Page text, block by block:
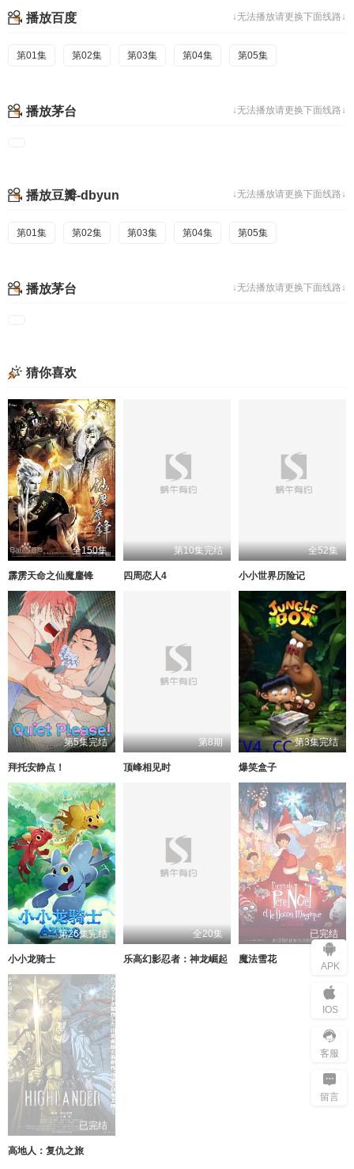
↓无法播放请更换下面线路↓
播放百度
第01集 第02集 第03集 第04集 第05集
↓无法播放请更换下面线路↓
播放茅台
↓无法播放请更换下面线路↓
播放豆瓣-dbyun
第01集 第02集 第03集 第04集 第05集
↓无法播放请更换下面线路↓
播放茅台
猜你喜欢
全150集
霹雳天命之仙魔鏖锋
第10集完结
四周恋人4
全52集
小小世界历险记
第5集完结
拜托安静点！
第8期
顶峰相见时
第3集完结
爆笑盒子
第26集完结
小小龙骑士
全20集
乐高幻影忍者：神龙崛起
已完结
魔法雪花
已完结
高地人：复仇之旅
APK
IOS
客服
留言